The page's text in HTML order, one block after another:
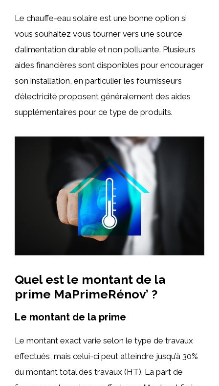
Le chauffe-eau solaire est une bonne option si
vous souhaitez vous tourner vers une source
d’alimentation durable et non polluante. Plusieurs
aides financières sont disponibles pour encourager
son installation, en particulier les fournisseurs
d’électricité proposent généralement des aides
supplémentaires pour ce type de produits.
Quel est le montant de la
prime MaPrimeRénov’ ?
Le montant de la prime
Le montant exact varie selon le type de travaux
effectués, mais celui-ci peut atteindre jusqu’à 30%
du montant total des travaux (HT). La part de